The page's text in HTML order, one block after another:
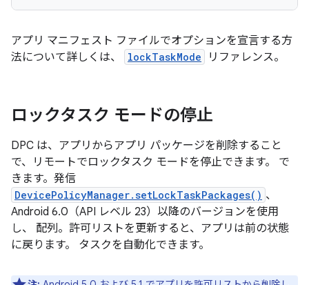
アプリ マニフェスト ファイルでオプションを宣言する方
法について詳しくは、
lockTaskMode リファレンス。
ロックタスク モードの停止
DPC は、アプリからアプリ パッケージを削除すること
で、リモートでロックタスク モードを停止できます。 で
きます。発信
DevicePolicyManager.setLockTaskPackages() 、
Android 6.0（API レベル 23）以降のバージョンを使用
し、 配列。許可リストを更新すると、アプリは前の状態
に戻ります。 タスクを自動化できます。